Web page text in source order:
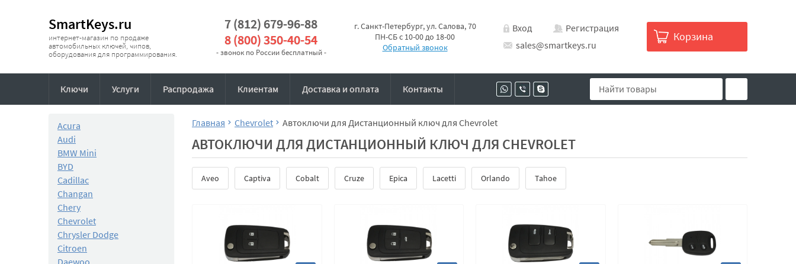
SmartKeys.ru
интернет-магазин по продаже
автомобильных ключей, чипов,
оборудования для программирования.
7 (812) 679-96-88
8 (800) 350-40-54
- звонок по России бесплатный -
г. Санкт-Петербург, ул. Салова, 70
ПН-СБ с 10-00 до 18-00
Обратный звонок
Вход
Регистрация
sales@smartkeys.ru
Корзина
Ключи Услуги Распродажа Клиентам Доставка и оплата Контакты
Acura
Audi
BMW Mini
BYD
Cadillac
Changan
Chery
Chevrolet
Chrysler Dodge
Citroen
Daewoo
Главная Chevrolet Автоключи для Дистанционный ключ для Chevrolet
АВТОКЛЮЧИ ДЛЯ ДИСТАНЦИОННЫЙ КЛЮЧ ДЛЯ CHEVROLET
Aveo Captiva Cobalt Cruze Epica Lacetti Orlando Tahoe